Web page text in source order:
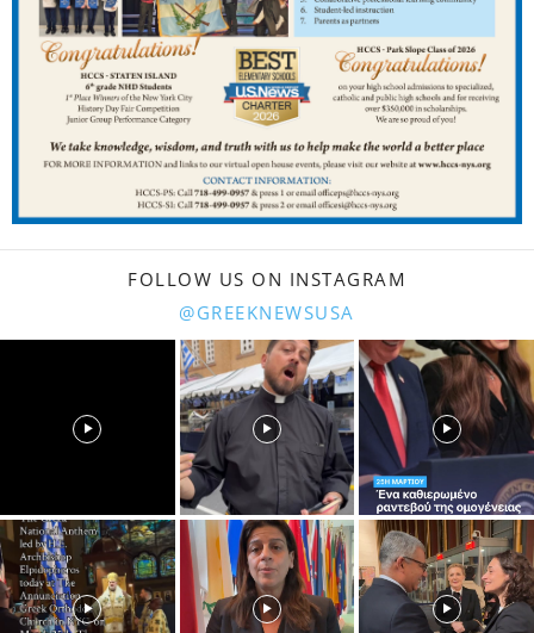
FOLLOW US ON INSTAGRAM
@GREEKNEWSUSA